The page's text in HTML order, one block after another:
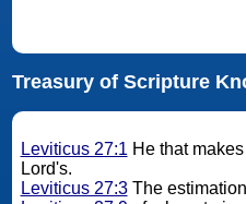
Treasury of Scripture
Leviticus 27:1 He that
Lord's.
Leviticus 27:3The